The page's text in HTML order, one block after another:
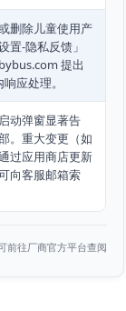
删除儿童使用产
置-隐私反馈」
提出
应处理。
动弹窗显著告
。重大变更（如
过应用商店更新
向客服邮箱索
前往厂商官方平台查阅